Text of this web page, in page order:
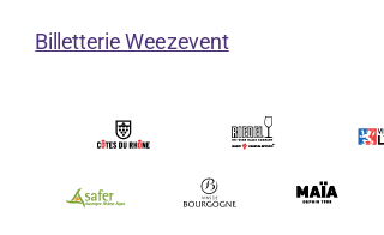
Billetterie Weezevent